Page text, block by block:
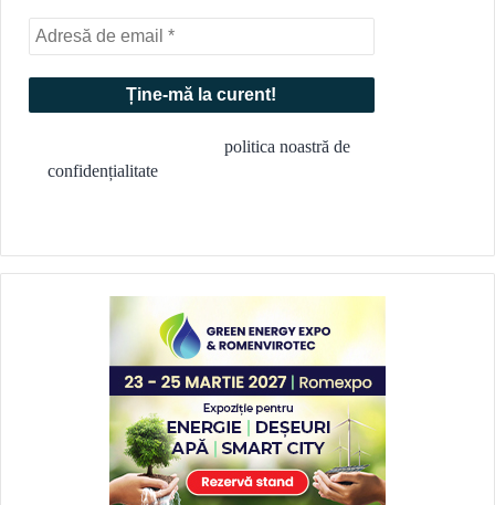
politica noastră de
confidențialitatepentru mai multe informații.